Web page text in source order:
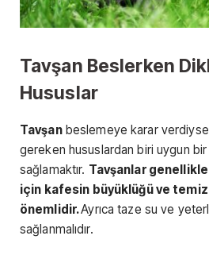
Tavşan Beslerken
Hususlar
Tavşanbeslemeye karar
gereken hususlardan biri uygun bir
sağlamaktır. Tavşanlar
için kafesin büyüklüğü ve
önemlidir.Ayrıca taze su ve
sağlanmalıdır.